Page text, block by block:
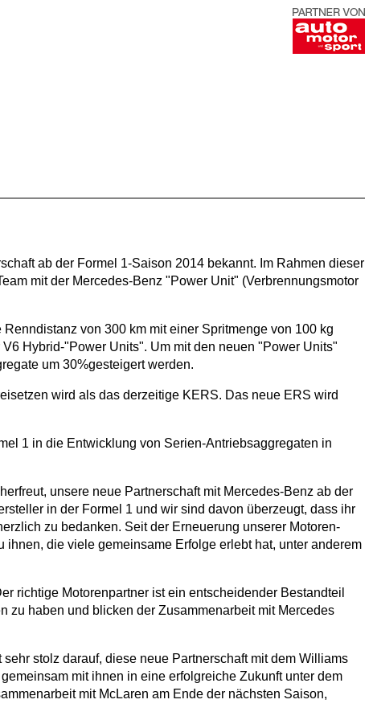
ab der Formel 1-Saison 2014 bekannt. Im Rahmen dieser
mit der Mercedes-Benz "Power Unit" (Verbrennungsmotor
von 300 km mit einer Spritmenge von 100 kg
Hybrid-"Power Units". Um mit den neuen "Power Units"
um 30%gesteigert werden.
wird als das derzeitige KERS. Das neue ERS wird
1 in die Entwicklung von Serien-Antriebsaggregaten in
unsere neue Partnerschaft mit Mercedes-Benz ab der
in der Formel 1 und wir sind davon überzeugt, dass ihr
zu bedanken. Seit der Erneuerung unserer Motoren-
die viele gemeinsame Erfolge erlebt hat, unter anderem
richtige Motorenpartner ist ein entscheidender Bestandteil
zu haben und blicken der Zusammenarbeit mit Mercedes
stolz darauf, diese neue Partnerschaft mit dem Williams
mit ihnen in eine erfolgreiche Zukunft unter dem
mit McLaren am Ende der nächsten Saison,